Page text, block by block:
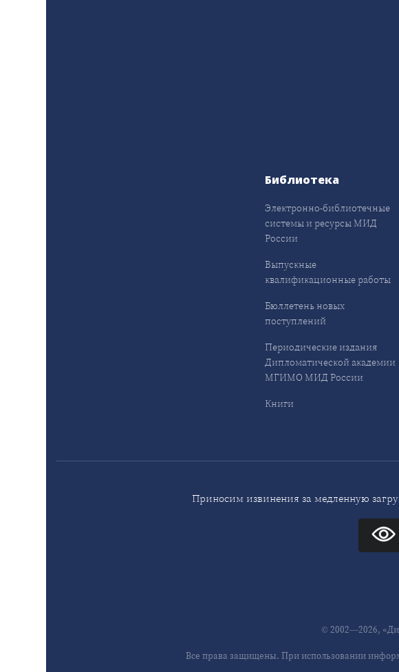
Библиотека
Электронно-библиотечные
системы и ресурсы МИД
России
Выпускные
квалификационные работы
Бюллетень новых
поступлений
Периодические издания
Дипломатической академии
МГИМО МИД России
Книги
Приносим извинения за медленную
© 2002—2026,
Все права защищены. При использовании